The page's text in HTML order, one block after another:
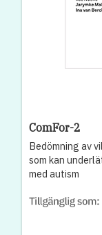
ComFor-2
Bedömning av
som kan
med autism